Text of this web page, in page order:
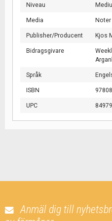
Niveau
Media Noter
Publisher/Producent Kjos
Bidragsgivare
Språk
ISBN
UPC
Anmäl dig till